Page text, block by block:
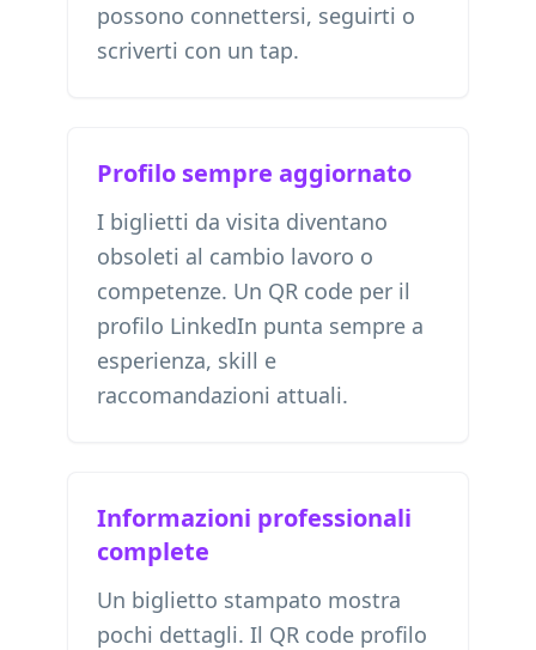
possono connettersi, seguirti o
scriverti con un tap.
Profilo sempre aggiornato
I biglietti da visita diventano
obsoleti al cambio lavoro o
competenze. Un QR code per il
profilo LinkedIn punta sempre a
esperienza, skill e
raccomandazioni attuali.
Informazioni professionali
complete
Un biglietto stampato mostra
pochi dettagli. Il QR code profilo